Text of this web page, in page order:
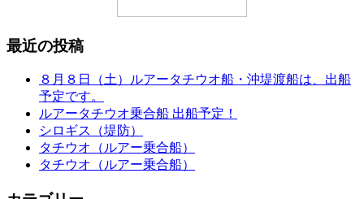
最近の投稿
８月８日（土）ルアータチウオ船・沖堤渡船は、出船
予定です。
ルアータチウオ乗合船 出船予定！
シロギス（堤防）
タチウオ（ルアー乗合船）
タチウオ（ルアー乗合船）